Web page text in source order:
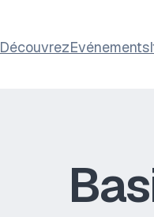
DécouvrezEvénements